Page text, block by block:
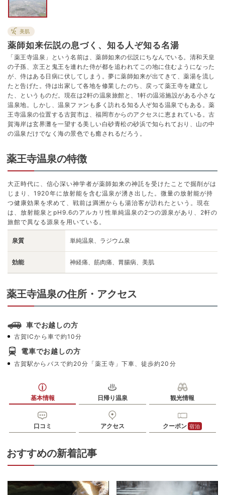
美肌
薬師如来伝説の息づく、知る人ぞ知る名湯
「薬王寺温泉」という名前は、薬師如来の伝説にちなんでいる。清和天皇
の子孫、京王と鬼王を連れた侍が都を追われてこの地に住むようになった
が、侍はある日病に伏してしまう。夢に薬師如来が出てきて、薬湯を流し
たと告げた。侍は出家して各地を修業したのち、戻って薬王寺を建立し
た、というものだ。現在は2軒の温泉旅館と、1軒の温浴施設がある小さな
温泉地。しかし、温泉ファンも多く訪れる知る人ぞ知る温泉でもある。薬
王寺温泉の位置する古賀市は、福岡市からのアクセスに恵まれている。古
賀海岸は玄界灘を一望する美しい白砂青松の砂浜で知られており、山の中
の温泉だけでなく海の景色でも癒されるだろう。
薬王寺温泉の特徴
大正時代に、信心深い神学者が薬師如来の神託を受けたことで掘削がは
じまり、1920年に放射能を含む温泉が湧き出した。微量の放射能が持
つ健康効果を求めて、戦前は満洲からも湯治客が訪れたという。現在
は、放射能泉とpH9.6のアルカリ性単純温泉の2つの源泉があり、2軒の
旅館で異なる源泉を用いている。
泉質 単純温泉、ラジウム泉
効能 神経痛、筋肉痛、胃腸病、美肌
薬王寺温泉の住所・アクセス
車でお越しの方
古賀ICから車で約10分
電車でお越しの方
古賀駅からバスで約20分「薬王寺」下車、徒歩約20分
基本情報 日帰り温泉 観光情報
口コミ アクセス クーポン 宿泊
おすすめの新着記事